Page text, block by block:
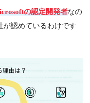
の認定開発者なの
が認めているわけです